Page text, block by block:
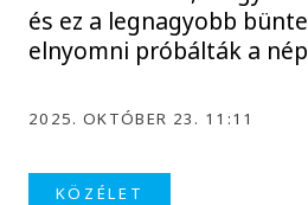
és ez a legnagyobb
elnyomni próbálták a
2025. OKTÓBER 23. 11:11
KÖZÉLET